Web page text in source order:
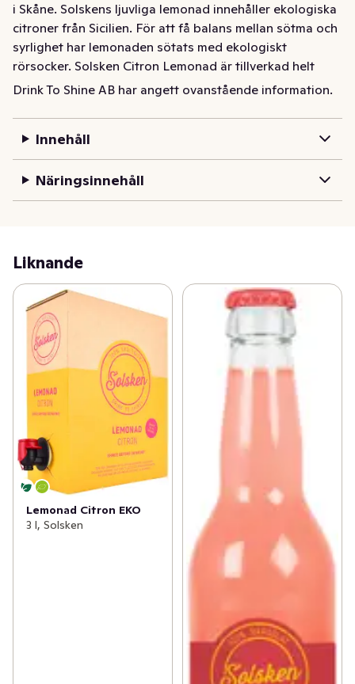
i Skåne. Solskens ljuvliga lemonad innehåller ekologiska
citroner från Sicilien. För att få balans mellan sötma och
syrlighet har lemonaden sötats med ekologiskt
rörsocker. Solsken Citron Lemonad är tillverkad helt
utan tillsatser och konserveringsmedel. Helt enkelt bara
konstigheter. Ej från koncentrat.
Den här lemonaden är tillverkad med kärlek, solsken och
konserveringsmedel. Fläderblommorna är plockade i de
soliga trädgårdarna på Österlen. Lemonaden är
Drink To Shine AB har angett ovanstående information.
Innehåll
Näringsinnehåll
Liknande
Lemonad Citron EKO
3 l, Solsken